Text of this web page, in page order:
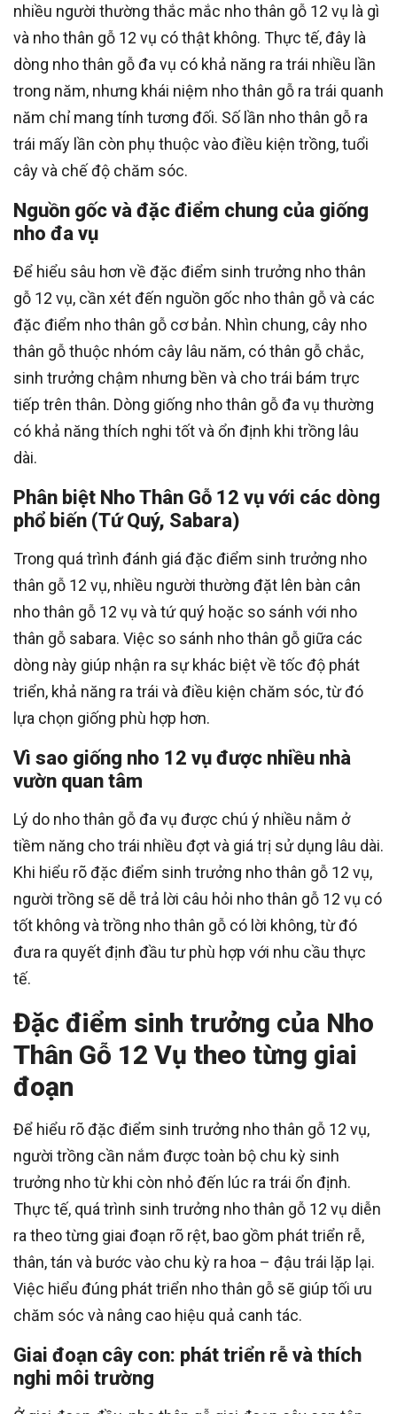
nhiều người thường thắc mắc nho thân gỗ 12 vụ là gì
và nho thân gỗ 12 vụ có thật không. Thực tế, đây là
dòng nho thân gỗ đa vụ có khả năng ra trái nhiều lần
trong năm, nhưng khái niệm nho thân gỗ ra trái quanh
năm chỉ mang tính tương đối. Số lần nho thân gỗ ra
trái mấy lần còn phụ thuộc vào điều kiện trồng, tuổi
cây và chế độ chăm sóc.
Nguồn gốc và đặc điểm chung của giống
nho đa vụ
Để hiểu sâu hơn về đặc điểm sinh trưởng nho thân
gỗ 12 vụ, cần xét đến nguồn gốc nho thân gỗ và các
đặc điểm nho thân gỗ cơ bản. Nhìn chung, cây nho
thân gỗ thuộc nhóm cây lâu năm, có thân gỗ chắc,
sinh trưởng chậm nhưng bền và cho trái bám trực
tiếp trên thân. Dòng giống nho thân gỗ đa vụ thường
có khả năng thích nghi tốt và ổn định khi trồng lâu
dài.
Phân biệt Nho Thân Gỗ 12 vụ với các dòng
phổ biến (Tứ Quý, Sabara)
Trong quá trình đánh giá đặc điểm sinh trưởng nho
thân gỗ 12 vụ, nhiều người thường đặt lên bàn cân
nho thân gỗ 12 vụ và tứ quý hoặc so sánh với nho
thân gỗ sabara. Việc so sánh nho thân gỗ giữa các
dòng này giúp nhận ra sự khác biệt về tốc độ phát
triển, khả năng ra trái và điều kiện chăm sóc, từ đó
lựa chọn giống phù hợp hơn.
Vì sao giống nho 12 vụ được nhiều nhà
vườn quan tâm
Lý do nho thân gỗ đa vụ được chú ý nhiều nằm ở
tiềm năng cho trái nhiều đợt và giá trị sử dụng lâu dài.
Khi hiểu rõ đặc điểm sinh trưởng nho thân gỗ 12 vụ,
người trồng sẽ dễ trả lời câu hỏi nho thân gỗ 12 vụ có
tốt không và trồng nho thân gỗ có lời không, từ đó
đưa ra quyết định đầu tư phù hợp với nhu cầu thực
tế.
Đặc điểm sinh trưởng của Nho
Thân Gỗ 12 Vụ theo từng giai
đoạn
Để hiểu rõ đặc điểm sinh trưởng nho thân gỗ 12 vụ,
người trồng cần nắm được toàn bộ chu kỳ sinh
trưởng nho từ khi còn nhỏ đến lúc ra trái ổn định.
Thực tế, quá trình sinh trưởng nho thân gỗ 12 vụ diễn
ra theo từng giai đoạn rõ rệt, bao gồm phát triển rễ,
thân, tán và bước vào chu kỳ ra hoa – đậu trái lặp lại.
Việc hiểu đúng phát triển nho thân gỗ sẽ giúp tối ưu
chăm sóc và nâng cao hiệu quả canh tác.
Giai đoạn cây con: phát triển rễ và thích
nghi môi trường